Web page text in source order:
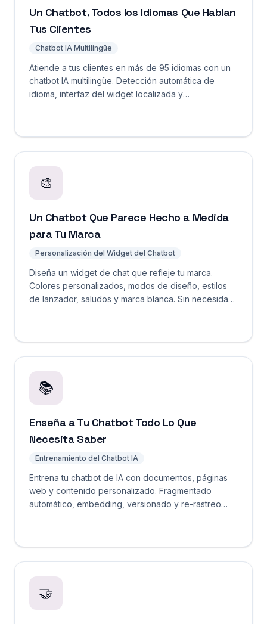
Un Chatbot, Todos los Idiomas Que Hablan
Tus Clientes
Chatbot IA Multilingüe
Atiende a tus clientes en más de 95 idiomas con un
chatbot IA multilingüe. Detección automática de
idioma, interfaz del widget localizada y
🎨
Un Chatbot Que Parece Hecho a Medida
para Tu Marca
Personalización del Widget del Chatbot
Diseña un widget de chat que refleje tu marca.
Colores personalizados, modos de diseño, estilos
de lanzador, saludos y marca blanca. Sin necesidad
📚
Enseña a Tu Chatbot Todo Lo Que
Necesita Saber
Entrenamiento del Chatbot IA
Entrena tu chatbot de IA con documentos, páginas
web y contenido personalizado. Fragmentado
automático, embedding, versionado y re-rastreo
🤝